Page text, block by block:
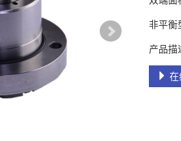
非平衡
产品描
在